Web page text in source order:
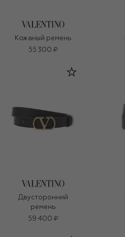
Кожаный ремень
55 300 ₽
Двусторонний
ремень
59 400 ₽